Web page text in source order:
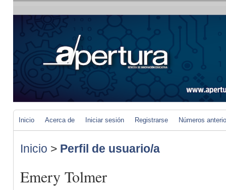
Inicio Acerca de Iniciar sesión Registrarse Números
Inicio > Perfil de usuario/a
Emery Tolmer